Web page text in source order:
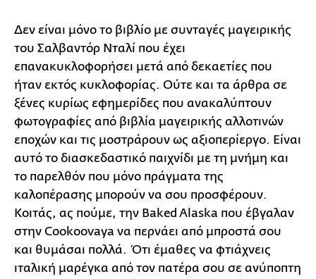
Δεν είναι μόνο το βιβλίο με συνταγές μαγειρικής
του Σαλβαντόρ Νταλί που έχει
επανακυκλοφορήσει μετά από δεκαετίες που
ήταν εκτός κυκλοφορίας. Ούτε και τα άρθρα σε
ξένες κυρίως εφημερίδες που ανακαλύπτουν
φωτογραφίες από βιβλία μαγειρικής αλλοτινών
εποχών και τις μοστράρουν ως αξιοπερίεργο. Είναι
αυτό το διασκεδαστικό παιχνίδι με τη μνήμη και
το παρελθόν που μόνο πράγματα της
καλοπέρασης μπορούν να σου προσφέρουν.
Κοιτάς, ας πούμε, την Baked Alaska που έβγαλαν
στην Cookoovaya να περνάει από μπροστά σου
και θυμάσαι πολλά. Ότι έμαθες να φτιάχνεις
ιταλική μαρέγκα από τον πατέρα σου σε ανύποπτη